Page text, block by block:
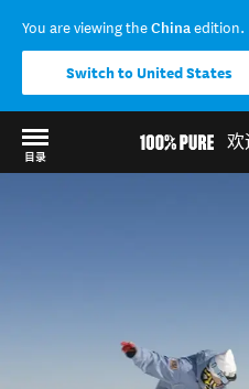
You are viewing theChinaedition.
Switch to United States
欢
目录